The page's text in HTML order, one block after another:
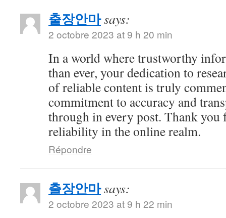
출장안마says:
2 octobre 2023 at 9 h 20 min
In a world where trustworthy
than ever, your dedication to
of reliable content is truly
commitment to accuracy and
through in every post. Thank you
reliability in the online realm.
Répondre
출장안마says:
2 octobre 2023 at 9 h 22 min